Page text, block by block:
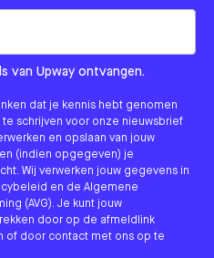
us?
van Upway ontvangen.
dat je kennis hebt genomen
schrijven voor onze nieuwsbrief
en opslaan van jouw
(indien opgegeven) je
Wij verwerken jouw gegevens in
en de Algemene
(AVG). Je kunt jouw
door op de afmeldlink
of door contact met ons op te